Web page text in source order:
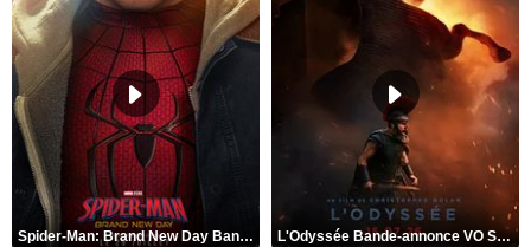
Spider-Man: Brand New Day Bande-annonce VO STFR L'Odyssée Bande-annonce VO STFR